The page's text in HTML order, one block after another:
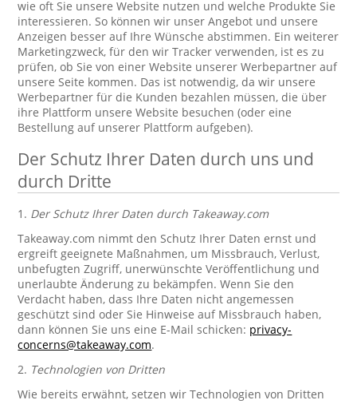
wie oft Sie unsere Website nutzen und welche Produkte Sie
interessieren. So können wir unser Angebot und unsere
Anzeigen besser auf Ihre Wünsche abstimmen. Ein weiterer
Marketingzweck, für den wir Tracker verwenden, ist es zu
prüfen, ob Sie von einer Website unserer Werbepartner auf
unsere Seite kommen. Das ist notwendig, da wir unsere
Werbepartner für die Kunden bezahlen müssen, die über
ihre Plattform unsere Website besuchen (oder eine
Bestellung auf unserer Plattform aufgeben).
Der Schutz Ihrer Daten durch uns und
durch Dritte
1. Der Schutz Ihrer Daten durch Takeaway.com
Takeaway.com nimmt den Schutz Ihrer Daten ernst und
ergreift geeignete Maßnahmen, um Missbrauch, Verlust,
unbefugten Zugriff, unerwünschte Veröffentlichung und
unerlaubte Änderung zu bekämpfen. Wenn Sie den
Verdacht haben, dass Ihre Daten nicht angemessen
geschützt sind oder Sie Hinweise auf Missbrauch haben,
dann können Sie uns eine E-Mail schicken: privacy-
concerns@takeaway.com.
2. Technologien von Dritten
Wie bereits erwähnt, setzen wir Technologien von Dritten